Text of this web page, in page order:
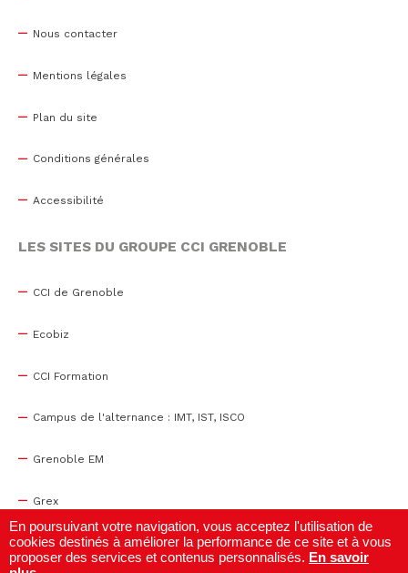
Nous contacter
Mentions légales
Plan du site
Conditions générales
Accessibilité
LES SITES DU GROUPE CCI GRENOBLE
CCI de Grenoble
Ecobiz
CCI Formation
Campus de l'alternance : IMT, IST, ISCO
Grenoble EM
Grex
WTC Grenoble
En poursuivant votre navigation, vous acceptez l'utilisation de
cookies destinés à améliorer la performance de ce site et à vous
proposer des services et contenus personnalisés. En savoir